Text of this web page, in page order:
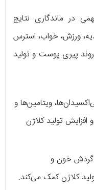
در ماندگاری نتایج
ورزش، خواب، استرس
پیری پوست و تولید
ویتامین‌ها و
تولید کلاژن
گردش خون و
کلاژن کمک می‌کند.